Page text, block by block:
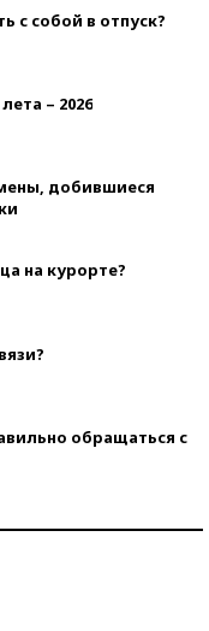
с собой в отпуск?
– 2026
добившиеся
на курорте?
обращаться с